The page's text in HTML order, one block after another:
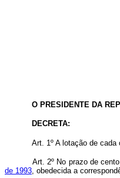
O PRESIDENTE DA
DECRETA:
Art. 1º A lotação de cada
Art. 2º No prazo de
de 1993, obedecida a